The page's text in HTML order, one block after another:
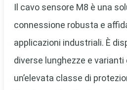
Il cavo sensore M8 è una
connessione robusta e
applicazioni industriali. È
diverse lunghezze e varianti
un’elevata classe di